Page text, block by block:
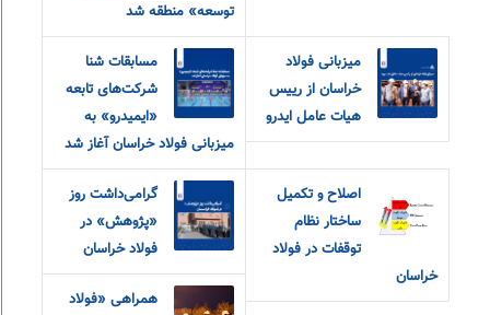
توسعه» منطقه شد
میزبانی فولاد
خراسان از رییس
هیات عامل ایدرو
مسابقات شنا
شرکت‌های تابعه
«ایمیدرو» به
میزبانی فولاد خراسان آغاز شد
اصلاح و تکمیل
ساختار نظام
توقفات در فولاد
خراسان
گرامی‌داشت روز
«پژوهش» در
فولاد خراسان
همراهی «فولاد